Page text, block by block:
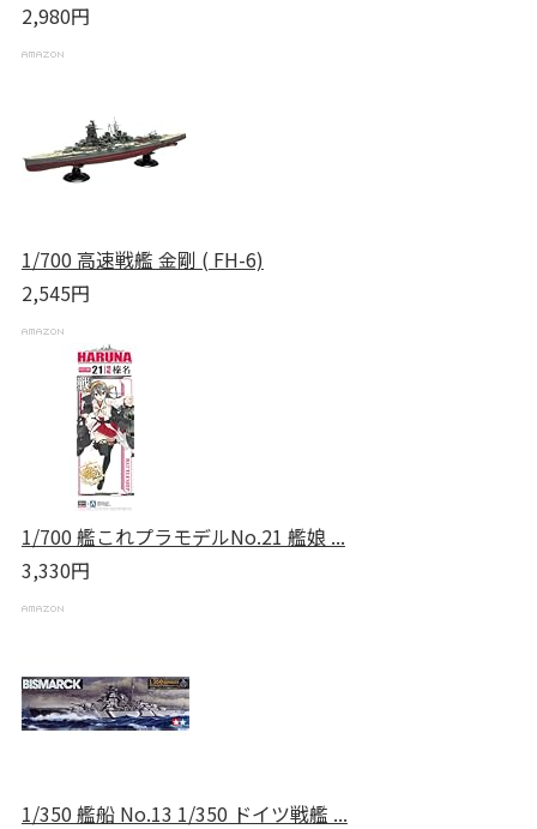
2,980円
1/700 高速戦艦 金剛 ( FH-6)
2,545円
1/700 艦これプラモデルNo.21 艦娘 ...
3,330円
1/350 艦船 No.13 1/350 ドイツ戦艦 ...